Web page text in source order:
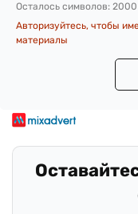
Осталось символов: 2000
Авторизуйтесь, чтобы
материалы